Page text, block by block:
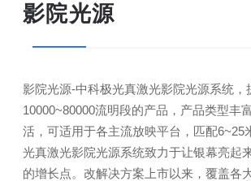
影院光源
影院光源-中科极光真激光影院光源系统，
10000~80000流明段的产品，产品类型丰
活，可适用于各主流放映平台，匹配6~25
光真激光影院光源系统致力于让银幕亮起
的增长点。改解决方案上市以来，覆盖各